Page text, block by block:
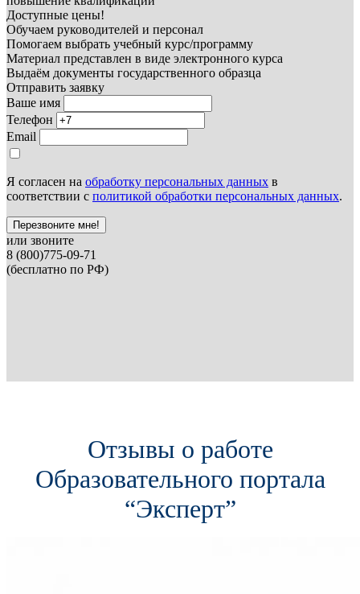
Доступные цены!
Обучаем руководителей и персонал
Помогаем выбрать учебный курс/программу
Материал представлен в виде электронного курса
Выдаём документы государственного образца
Отправить заявку
Ваше имя
Телефон
Email
Я согласен на обработку персональных данных в
соответствии с политикой обработки персональных данных.
Перезвоните мне!
или звоните
8 (800)775-09-71
(бесплатно по РФ)
Отзывы о работе
Образовательного портала
“Эксперт”